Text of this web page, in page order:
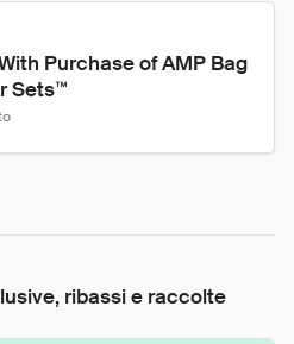
Purchase of AMP Bag
Sets™
ribassi e raccolte